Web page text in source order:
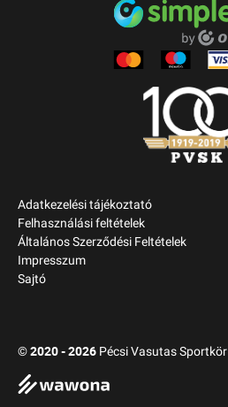
Adatkezelési tájékoztató
Felhasználási feltételek
Általános Szerződési Feltételek
Impresszum
Sajtó
©2020 - 2026 Pécsi Vasutas Sportkör